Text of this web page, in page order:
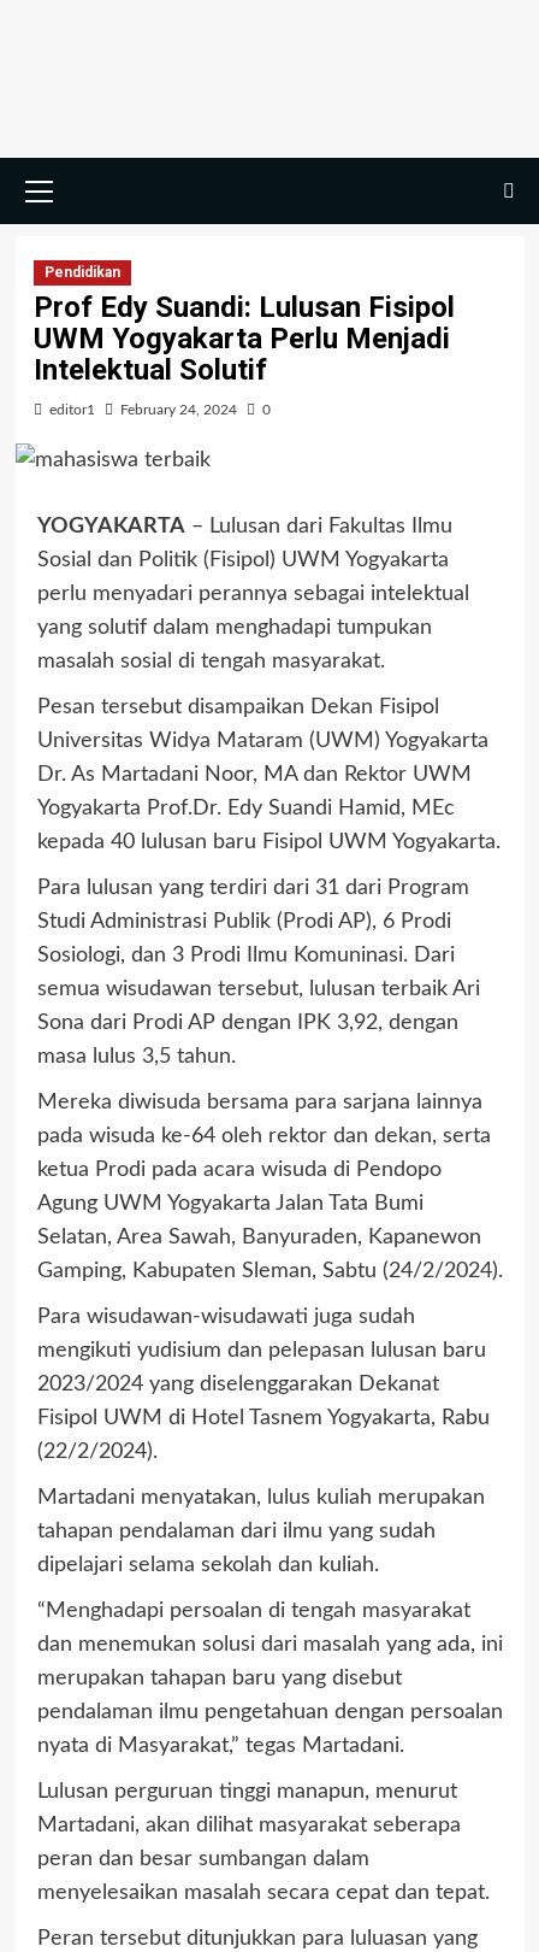
Menu
Pendidikan
Prof Edy Suandi: Lulusan Fisipol
UWM Yogyakarta Perlu Menjadi
Intelektual Solutif
editor1 February 24, 2024 0
YOGYAKARTA– Lulusan dari Fakultas Ilmu
Sosial dan Politik (Fisipol) UWM Yogyakarta
perlu menyadari perannya sebagai intelektual
yang solutif dalam menghadapi tumpukan
masalah sosial di tengah masyarakat.
Pesan tersebut disampaikan Dekan Fisipol
Universitas Widya Mataram (UWM) Yogyakarta
Dr. As Martadani Noor, MA dan Rektor UWM
Yogyakarta Prof.Dr. Edy Suandi Hamid, MEc
kepada 40 lulusan baru Fisipol UWM Yogyakarta.
Para lulusan yang terdiri dari 31 dari Program
Studi Administrasi Publik (Prodi AP), 6 Prodi
Sosiologi, dan 3 Prodi Ilmu Komuninasi. Dari
semua wisudawan tersebut, lulusan terbaik Ari
Sona dari Prodi AP dengan IPK 3,92, dengan
masa lulus 3,5 tahun.
Mereka diwisuda bersama para sarjana lainnya
pada wisuda ke-64 oleh rektor dan dekan, serta
ketua Prodi pada acara wisuda di Pendopo
Agung UWM Yogyakarta Jalan Tata Bumi
Selatan, Area Sawah, Banyuraden, Kapanewon
Gamping, Kabupaten Sleman, Sabtu (24/2/2024).
Para wisudawan-wisudawati juga sudah
mengikuti yudisium dan pelepasan lulusan baru
2023/2024 yang diselenggarakan Dekanat
Fisipol UWM di Hotel Tasnem Yogyakarta, Rabu
(22/2/2024).
Martadani menyatakan, lulus kuliah merupakan
tahapan pendalaman dari ilmu yang sudah
dipelajari selama sekolah dan kuliah.
“Menghadapi persoalan di tengah masyarakat
dan menemukan solusi dari masalah yang ada, ini
merupakan tahapan baru yang disebut
pendalaman ilmu pengetahuan dengan persoalan
nyata di Masyarakat,” tegas Martadani.
Lulusan perguruan tinggi manapun, menurut
Martadani, akan dilihat masyarakat seberapa
peran dan besar sumbangan dalam
menyelesaikan masalah secara cepat dan tepat.
Peran tersebut ditunjukkan para luluasan yang